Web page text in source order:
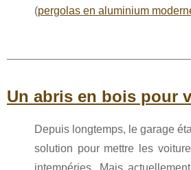
(pergolas en aluminium
Un abris en bois pour
Depuis longtemps, le garage
solution pour mettre les
intempéries. Mais